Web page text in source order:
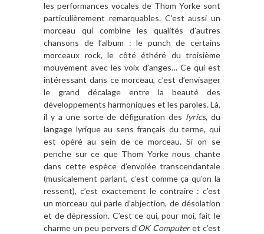
les performances vocales de Thom Yorke sont
particulièrement remarquables. C’est aussi un
morceau qui combine les qualités d’autres
chansons de l’album : le punch de certains
morceaux rock, le côté éthéré du troisième
mouvement avec les voix d’anges… Ce qui est
intéressant dans ce morceau, c’est d’envisager
le grand décalage entre la beauté des
développements harmoniques et les paroles. Là,
il y a une sorte de défiguration des lyrics, du
langage lyrique au sens français du terme, qui
est opéré au sein de ce morceau. Si on se
penche sur ce que Thom Yorke nous chante
dans cette espèce d’envolée transcendantale
(musicalement parlant, c’est comme ça qu’on la
ressent), c’est exactement le contraire : c’est
un morceau qui parle d’abjection, de désolation
et de dépression. C’est ce qui, pour moi, fait le
charme un peu pervers d’OK Computeret c’est